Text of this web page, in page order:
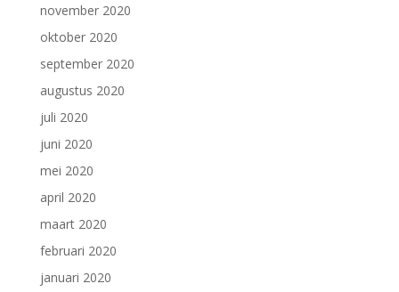
november 2020
oktober 2020
september 2020
augustus 2020
juli 2020
juni 2020
mei 2020
april 2020
maart 2020
februari 2020
januari 2020